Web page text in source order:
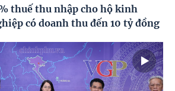
thuế thu nhập cho hộ kinh
có doanh thu đến 10 tỷ đồng